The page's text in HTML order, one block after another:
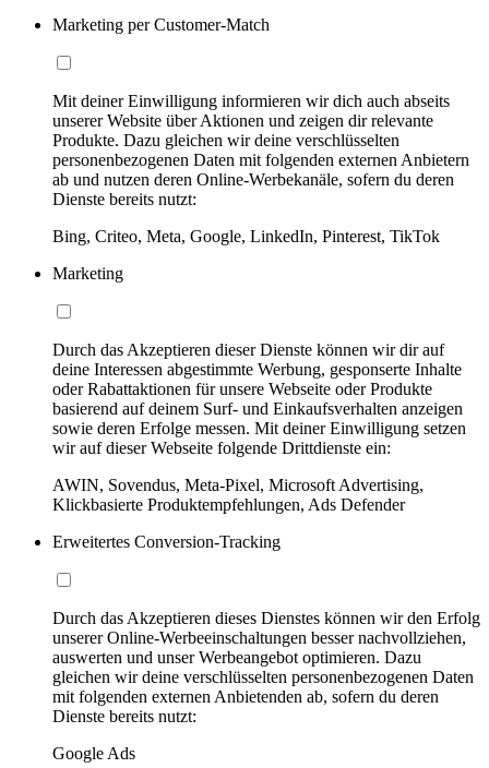
Marketing per Customer-Match
Mit deiner Einwilligung informieren wir dich auch abseits
unserer Website über Aktionen und zeigen dir relevante
Produkte. Dazu gleichen wir deine verschlüsselten
personenbezogenen Daten mit folgenden externen Anbietern
ab und nutzen deren Online-Werbekanäle, sofern du deren
Dienste bereits nutzt:
Bing, Criteo, Meta, Google, LinkedIn, Pinterest, TikTok
Marketing
Durch das Akzeptieren dieser Dienste können wir dir auf
deine Interessen abgestimmte Werbung, gesponserte Inhalte
oder Rabattaktionen für unsere Webseite oder Produkte
basierend auf deinem Surf- und Einkaufsverhalten anzeigen
sowie deren Erfolge messen. Mit deiner Einwilligung setzen
wir auf dieser Webseite folgende Drittdienste ein:
AWIN, Sovendus, Meta-Pixel, Microsoft Advertising,
Klickbasierte Produktempfehlungen, Ads Defender
Erweitertes Conversion-Tracking
Durch das Akzeptieren dieses Dienstes können wir den Erfolg
unserer Online-Werbeeinschaltungen besser nachvollziehen,
auswerten und unser Werbeangebot optimieren. Dazu
gleichen wir deine verschlüsselten personenbezogenen Daten
mit folgenden externen Anbietenden ab, sofern du deren
Dienste bereits nutzt:
Google Ads